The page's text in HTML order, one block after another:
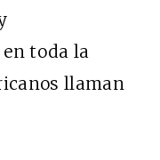
toda la
llaman